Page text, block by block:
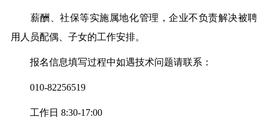
薪酬、社保等实施属地化管理，企业不负责解决被聘
用人员配偶、子女的工作安排。
报名信息填写过程中如遇技术问题请联系：
010-82256519
工作日 8:30-17:00